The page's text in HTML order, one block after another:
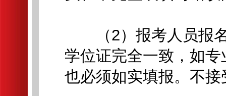
（2）报考人员报名
学位证完全一致，如
也必须如实填报。不